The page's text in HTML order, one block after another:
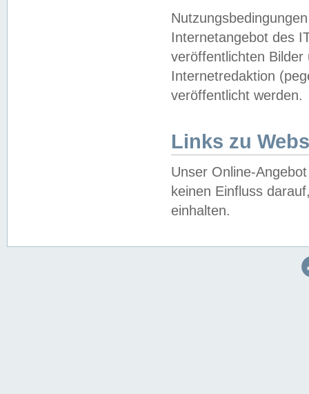
Internetangebot des
veröffentlichten
Internetredaktion
veröffentlicht werden.
Links zu
Unser Online-
keinen Einfluss
einhalten.